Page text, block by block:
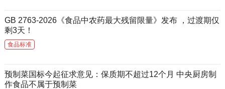
GB 2763-2026《食品中农药最大残留限量》发布 ，过渡期仅
剩3天！
食品标准
预制菜国标今起征求意见：保质期不超过12个月 中央厨房制
作食品不属于预制菜